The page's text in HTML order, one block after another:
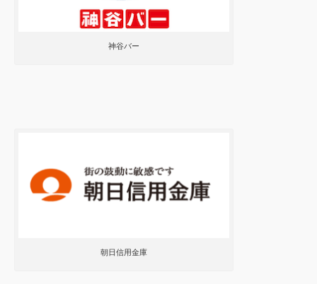
神谷バー
朝日信用金庫